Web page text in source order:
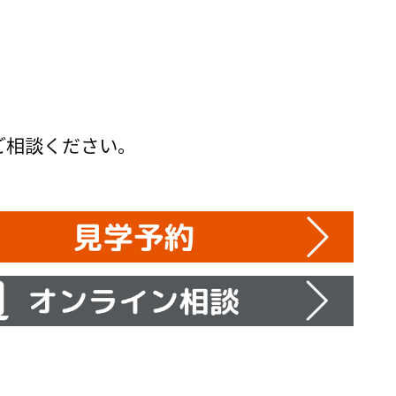
談ください。